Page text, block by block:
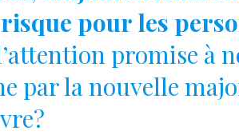
pour les
promise à
par la nouvelle